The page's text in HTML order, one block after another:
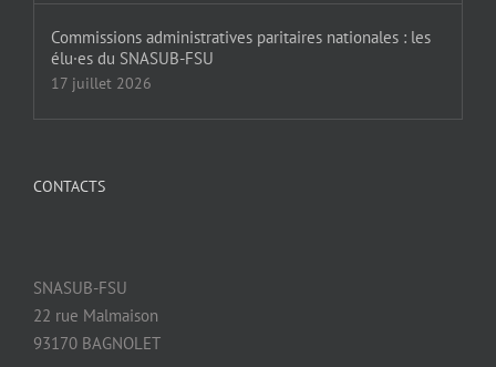
Commissions administratives paritaires nationales : les
élu·es du SNASUB-FSU
17 juillet 2026
CONTACTS
SNASUB-FSU
22 rue Malmaison
93170 BAGNOLET